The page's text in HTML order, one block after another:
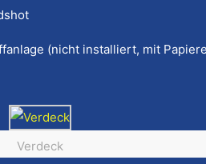
(nicht installiert, mit
Verdeck